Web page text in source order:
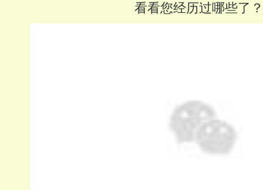
看看您经历过哪些了？